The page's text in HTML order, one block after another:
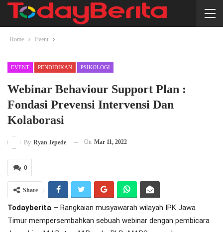
Home Event
EVENT PENDIDIKAN PSIKOLOGI
Webinar Behaviour Support Plan :
Fondasi Prevensi Intervensi Dan
Kolaborasi
By Ryan Jepede On Mar 11, 2022
0
Share
Todayberita – Rangkaian musyawarah wilayah IPK Jawa
Timur mempersembahkan sebuah webinar dengan pembicara